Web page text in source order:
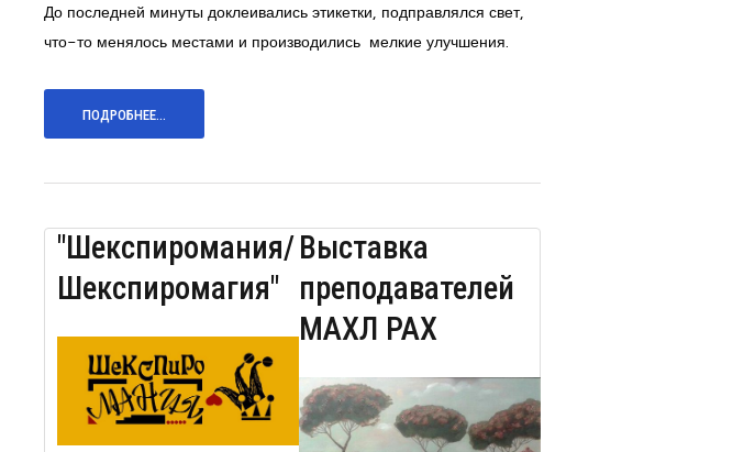
До последней минуты доклеивались этикетки, подправлялся свет,
что-то менялось местами и производились мелкие улучшения.
ПОДРОБНЕЕ...
"Шекспиромания/
Шекспиромагия"
Выставка
преподавателей
МАХЛ РАХ